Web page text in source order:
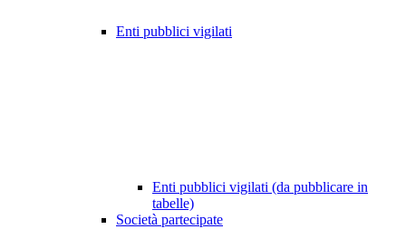
Enti pubblici vigilati
Enti pubblici vigilati (da pubblicare in
tabelle)
Società partecipate